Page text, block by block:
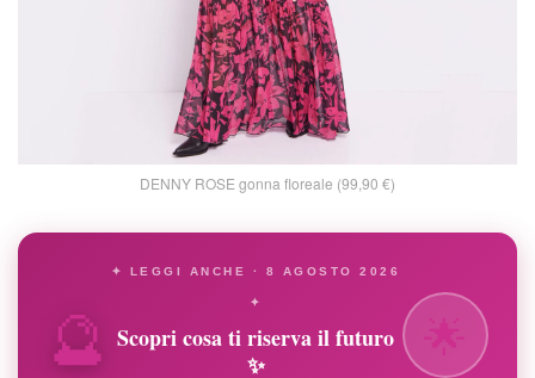
DENNY ROSE gonna floreale (99,90 €)
🔮
✦ LEGGI ANCHE · 8 AGOSTO 2026
✦
Scopri cosa ti riserva il futuro
✨